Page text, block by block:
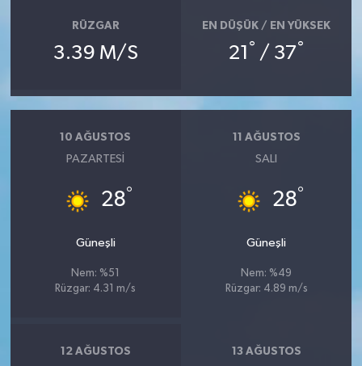
RÜZGAR
3.39 M/S
EN DÜŞÜK / EN YÜKSEK
21 ° / 37°
10 AĞUSTOS
PAZARTESI
28°
Güneşli
Nem: %51
Rüzgar: 4.31 m/s
11 AĞUSTOS
SALI
28°
Güneşli
Nem: %49
Rüzgar: 4.89 m/s
12 AĞUSTOS 13 AĞUSTOS